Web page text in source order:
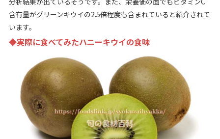
含有量がグリーンキウイの2.5倍程度も含まれていると紹介されて
います。
◆実際に食べてみたハニーキウイの食味